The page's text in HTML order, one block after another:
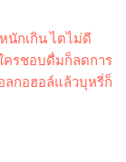
นักเกิน ไตไม่ดี
ครชอบดื่มก็ลดการ
ลกอฮอล์แล้วบุหรี่ก็